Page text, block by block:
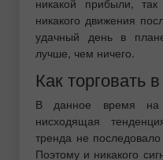
никакого движения
удачный день в
лучше, чем ничего.
Как торговать
В данное время на
нисходящая
тренда не
Поэтому и никакого